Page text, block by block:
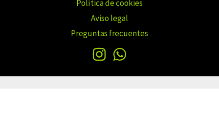
Política de cookies
Aviso legal
Preguntas frecuentes